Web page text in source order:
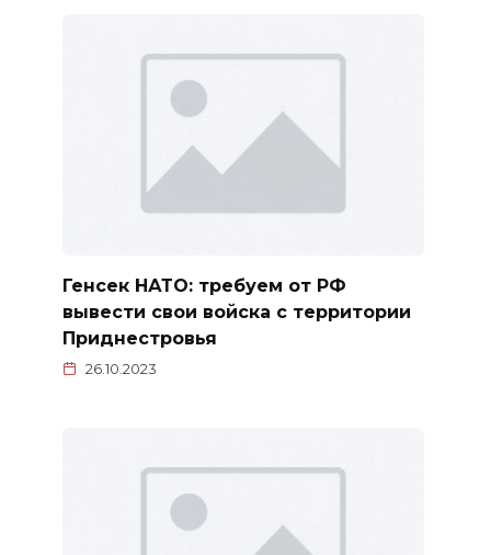
Генсек НАТО: требуем от РФ
вывести свои войска с территории
Приднестровья
26.10.2023